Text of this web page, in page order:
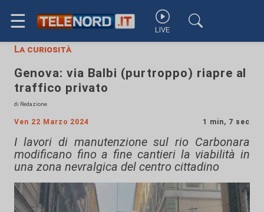
☰ LIVE
La curiosità
Genova: via Balbi (purtroppo) riapre al
traffico privato
di Redazione
Ven 22 Marzo 2024 1 min, 7 sec
I lavori di manutenzione sul rio Carbonara
modificano fino a fine cantieri la viabilità in
una zona nevralgica del centro cittadino